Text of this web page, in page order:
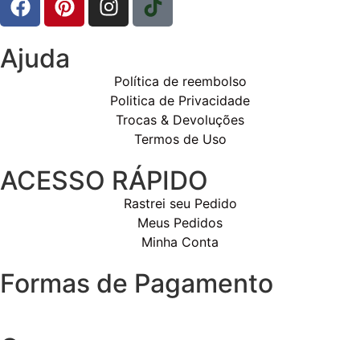
Ajuda
Política de reembolso
Politica de Privacidade
Trocas & Devoluções
Termos de Uso
ACESSO RÁPIDO
Rastrei seu Pedido
Meus Pedidos
Minha Conta
Formas de Pagamento